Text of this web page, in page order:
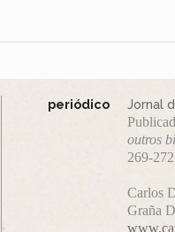
periódico
Jornal
outros
269-
Carlos
Graña